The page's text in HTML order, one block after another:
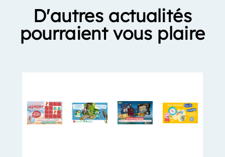
D'autres actualités
pourraient vous plaire